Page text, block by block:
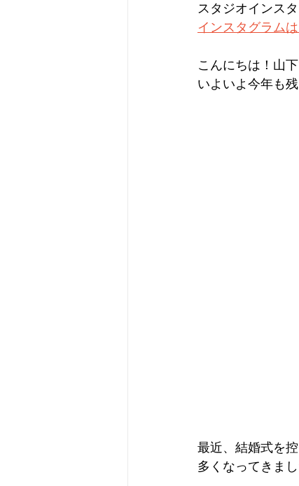
スタジオインス
インスタグラム
こんにちは！山下
いよいよ今年も
最近、結婚式を
多くなってきま